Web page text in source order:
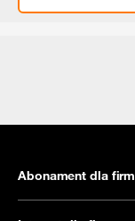
Abonament dla firm